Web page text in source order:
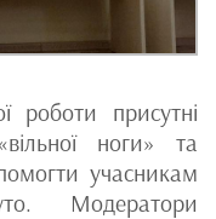
роботи присутні
ноги» та
учасникам
Модератори